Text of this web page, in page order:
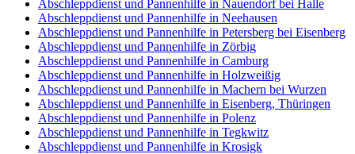
Abschleppdienst und Pannenhilfe in Nauendorf bei Halle
Abschleppdienst und Pannenhilfe in Neehausen
Abschleppdienst und Pannenhilfe in Petersberg bei Eisenberg
Abschleppdienst und Pannenhilfe in Zörbig
Abschleppdienst und Pannenhilfe in Camburg
Abschleppdienst und Pannenhilfe in Holzweißig
Abschleppdienst und Pannenhilfe in Machern bei Wurzen
Abschleppdienst und Pannenhilfe in Eisenberg, Thüringen
Abschleppdienst und Pannenhilfe in Polenz
Abschleppdienst und Pannenhilfe in Tegkwitz
Abschleppdienst und Pannenhilfe in Krosigk